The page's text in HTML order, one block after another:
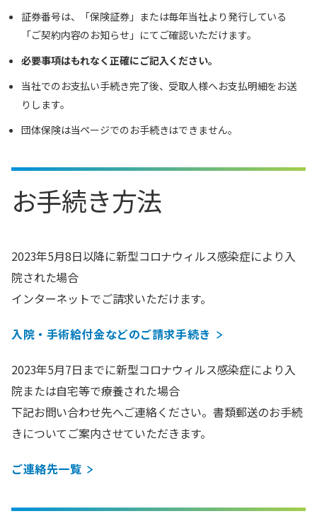
証券番号は、「保険証券」または毎年当社より発行している
「ご契約内容のお知らせ」にてご確認いただけます。
必要事項はもれなく正確にご記入ください。
当社でのお支払い手続き完了後、受取人様へお支払明細をお送
りします。
団体保険は当ページでのお手続きはできません。
お手続き方法
2023年5月8日以降に新型コロナウィルス感染症により入
院された場合
インターネットでご請求いただけます。
入院・手術給付金などのご請求手続き
2023年5月7日までに新型コロナウィルス感染症により入
院または自宅等で療養された場合
下記お問い合わせ先へご連絡ください。書類郵送のお手続
きについてご案内させていただきます。
ご連絡先一覧